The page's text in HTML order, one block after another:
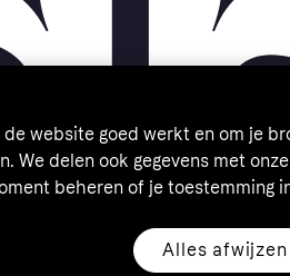
website goed werkt en om je
We delen ook gegevens met
beheren of je toestemming
Alles afwijzen